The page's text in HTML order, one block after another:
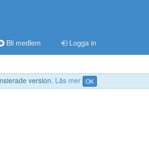
version. Läs mer OK
Bli medlem Logga in